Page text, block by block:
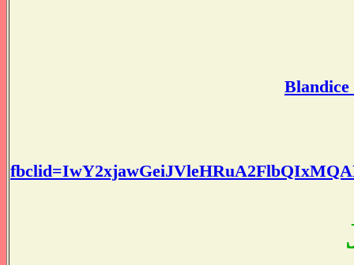
Blandice